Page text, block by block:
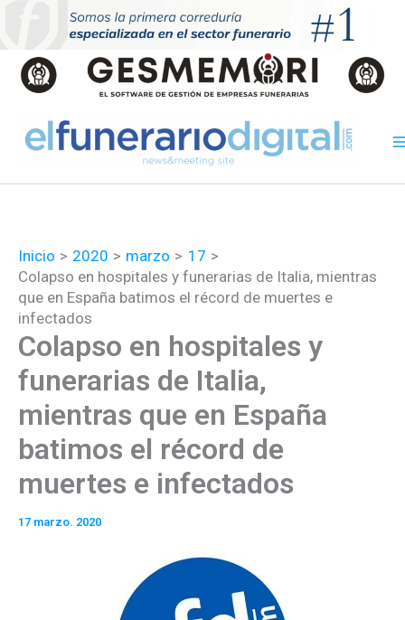
contenido
Inicio 2020 marzo
17
Colapso en hospitales y funerarias de Italia, mientras
que en España batimos el récord de muertes e
infectados
Colapso en hospitales y
funerarias de Italia,
mientras que en España
batimos el récord de
muertes e infectados
17 marzo. 2020